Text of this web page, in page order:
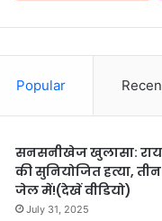
Popular
सनसनीखेज खुलासा:
की सुनियोजित हत्या,
जेल में!(देखें वीडियो)
July 31, 2025